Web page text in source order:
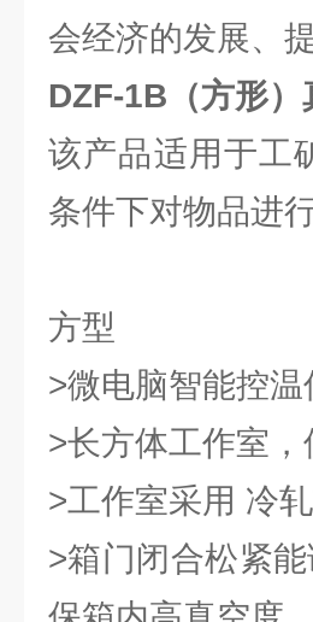
会经济的发展、
DZF-1B（方形）
该产品适用于工
条件下对物品进
方型
>微电脑智能控温
>长方体工作室
>工作室采用 冷
>箱门闭合松紧